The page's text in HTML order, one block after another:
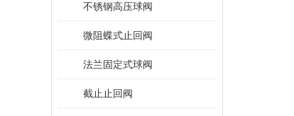
不锈钢高压球阀
微阻蝶式止回阀
法兰固定式球阀
截止止回阀